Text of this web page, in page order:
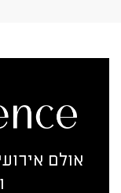
אולם